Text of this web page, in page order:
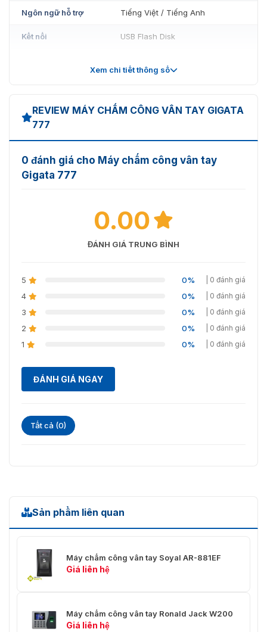
Ngôn ngữ hỗ trợ Tiếng Việt / Tiếng Anh
Kết nối USB Flash Disk
Tính năng khác
Hẹn giờ tắt/mở, mật khẩu bảo vệ,
Văn phòng nhỏ, quán ăn, cửa
hàng, xưởng quy mô ít nhân sự
Xem chi tiết thông số
REVIEW MÁY CHẤM CÔNG VÂN TAY GIGATA
777
0 đánh giá cho Máy chấm công vân tay
Gigata 777
0.00
ĐÁNH GIÁ TRUNG BÌNH
5 0% | 0 đánh giá
4 0% | 0 đánh giá
3 0% | 0 đánh giá
2 0% | 0 đánh giá
1 0% | 0 đánh giá
ĐÁNH GIÁ NGAY
Tất cả (0)
Sản phẩm liên quan
Máy chấm công vân tay Soyal AR-881EF
Giá liên hệ
Máy chấm công vân tay Ronald Jack W200
Giá liên hệ